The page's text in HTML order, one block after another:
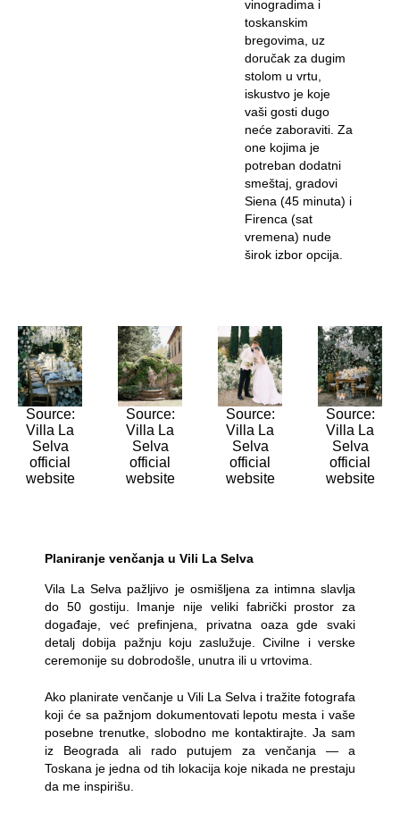
vinogradima i
toskanskim
bregovima, uz
doručak za dugim
stolom u vrtu,
iskustvo je koje
vaši gosti dugo
neće zaboraviti. Za
one kojima je
potreban dodatni
smeštaj, gradovi
Siena (45 minuta) i
Firenca (sat
vremena) nude
širok izbor opcija.
Source:
Villa La
Selva
official
website
Source:
Villa La
Selva
official
website
Source:
Villa La
Selva
official
website
Source:
Villa La
Selva
official
website
Planiranje venčanja u Vili La Selva
Vila La Selva pažljivo je osmišljena za intimna slavlja
do 50 gostiju. Imanje nije veliki fabrički prostor za
događaje, već prefinjena, privatna oaza gde svaki
detalj dobija pažnju koju zaslužuje. Civilne i verske
ceremonije su dobrodošle, unutra ili u vrtovima.
Ako planirate venčanje u Vili La Selva i tražite fotografa
koji će sa pažnjom dokumentovati lepotu mesta i vaše
posebne trenutke, slobodno me kontaktirajte. Ja sam
iz Beograda ali rado putujem za venčanja — a
Toskana je jedna od tih lokacija koje nikada ne prestaju
da me inspirišu.